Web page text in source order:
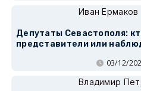
Иван Ермаков
Депутаты Севастополя:
представители или
03/12/
Владимир